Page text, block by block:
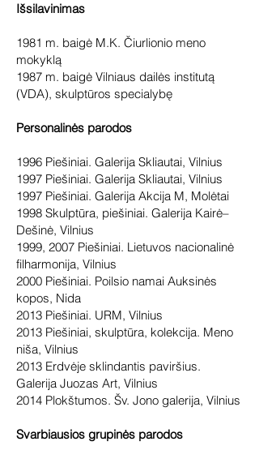
Išsilavinimas
1981 m. baigė M.K. Čiurlionio meno
mokyklą
1987 m. baigė Vilniaus dailės institutą
(VDA), skulptūros specialybę
Personalinės parodos
1996 Piešiniai. Galerija Skliautai, Vilnius
1997 Piešiniai. Galerija Skliautai, Vilnius
1997 Piešiniai. Galerija Akcija M, Molėtai
1998 Skulptūra, piešiniai. Galerija Kairė–
Dešinė, Vilnius
1999, 2007 Piešiniai. Lietuvos nacionalinė
filharmonija, Vilnius
2000 Piešiniai. Poilsio namai Auksinės
kopos, Nida
2013 Piešiniai. URM, Vilnius
2013 Piešiniai, skulptūra, kolekcija. Meno
niša, Vilnius
2013 Erdvėje sklindantis paviršius.
Galerija Juozas Art, Vilnius
2014 Plokštumos. Šv. Jono galerija, Vilnius
Svarbiausios grupinės parodos